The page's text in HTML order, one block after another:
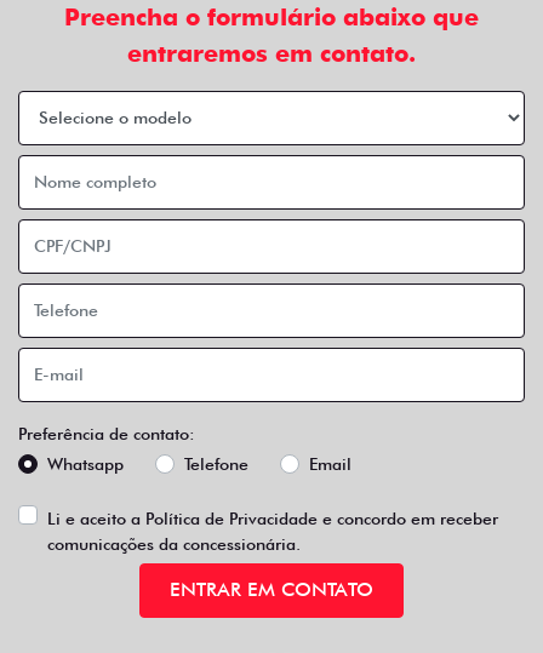
Preencha o formulário abaixo que
entraremos em contato.
Preferência de contato:
Whatsapp
Telefone Email
Li e aceito a Política de Privacidade e concordo em receber
comunicações da concessionária.
ENTRAR EM CONTATO